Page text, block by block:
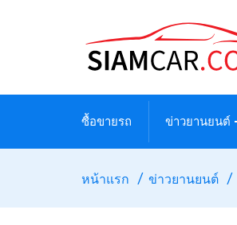
ซื้อขายรถ ข่าวยานยนต์
หน้าแรก ข่าวยานยนต์